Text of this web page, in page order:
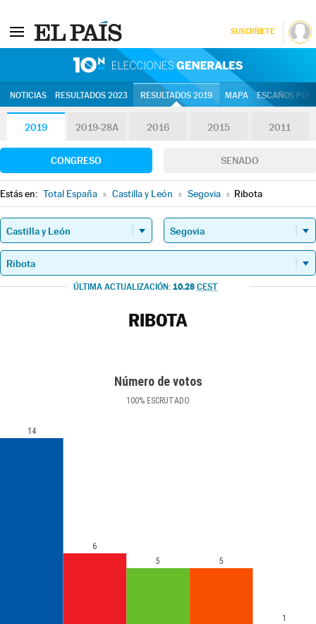
SUSCRÍBETE
NOTICIAS RESULTADOS 2023 RESULTADOS 2019 MAPA ESCAÑOS
2019 2019-28A 2016 2015 2011
CONGRESO SENADO
Estás en: Total España » Castilla y León » Segovia » Ribota
ÚLTIMA ACTUALIZACIÓN: 10.28 CEST
RIBOTA
Número de votos
100% ESCRUTADO
14
6
5
5
1